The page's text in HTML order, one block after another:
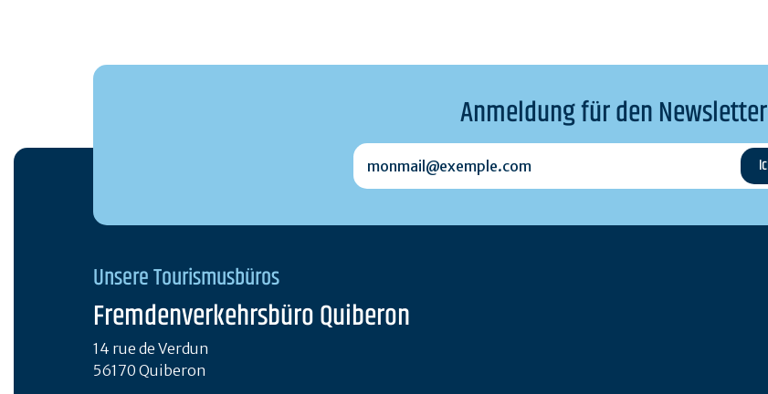
Anmeldung für den Newsletter
monmail@exemple.com
Unsere Tourismusbüros
Fremdenverkehrsbüro Quiberon
14 rue de Verdun
56170 Quiberon